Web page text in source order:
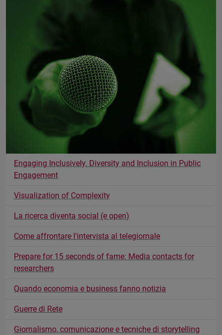
Engaging Inclusively. Diversity and Inclusion in Public
Engagement
Visualization of Complexity
La ricerca diventa social (e open)
Come affrontare l'intervista al telegiornale
Prepare for 15 seconds of fame: Media contacts for
researchers
Quando economia e business fanno notizia
Guerre di Rete
Giornalismo, comunicazione e tecniche di storytelling